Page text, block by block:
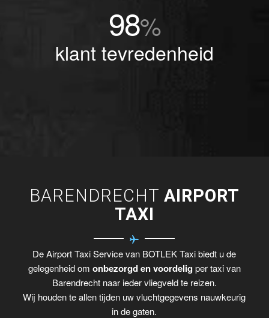
98%
klant tevredenheid
BARENDRECHT AIRPORT
TAXI
De Airport Taxi Service van BOTLEK Taxi biedt u de
gelegenheid om onbezorgd en voordelig per taxi van
Barendrecht naar ieder vliegveld te reizen.
Wij houden te allen tijden uw vluchtgegevens nauwkeurig
in de gaten.